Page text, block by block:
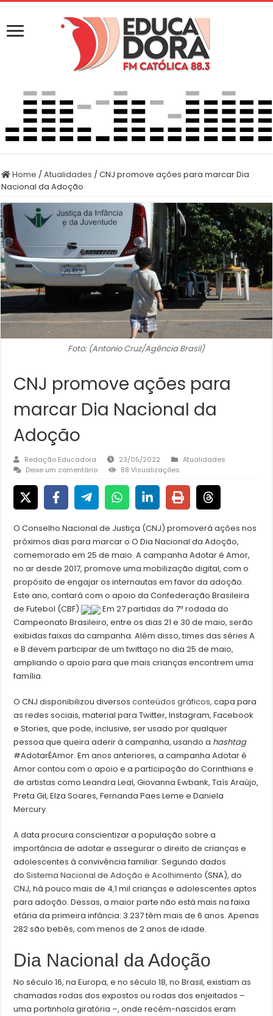
Home /Atualidades /CNJ promove ações para marcar Dia
Nacional da Adoção
Foto: (Antonio Cruz/Agência Brasil)
CNJ promove ações para
marcar Dia Nacional da
Adoção
Redação Educadora 23/05/2022
Atualidades
Deixe um comentário
88 Visualizações
O Conselho Nacional de Justiça (CNJ) promoverá ações nos
próximos dias para marcar o O Dia Nacional da Adoção,
comemorado em 25 de maio. A campanha Adotar é Amor,
no ar desde 2017, promove uma mobilização digital, com o
propósito de engajar os internautas em favor da adoção.
Este ano, contará com o apoio da Confederação Brasileira
de Futebol (CBF).
Em 27 partidas da 7ª rodada do
Campeonato Brasileiro, entre os dias 21 e 30 de maio, serão
exibidas faixas da campanha. Além disso, times das séries A
e B devem participar de um twittaço no dia 25 de maio,
ampliando o apoio para que mais crianças encontrem uma
família.
O CNJ disponibilizou diversosconteúdos gráficos, capa para
as redes sociais, material para Twitter, Instagram, Facebook
e Stories, que pode, inclusive, ser usado por qualquer
pessoa que queira aderir à campanha, usando a hashtag
#AdotarÉAmor. Em anos anteriores, a campanha Adotar é
Amor contou com o apoio e a participação do Corinthians e
de artistas como Leandra Leal, Giovanna Ewbank, Taís Araújo,
Preta Gil, Elza Soares, Fernanda Paes Leme e Daniela
Mercury.
A data procura conscientizar a população sobre a
importância de adotar e assegurar o direito de crianças e
adolescentes à convivência familiar. Segundo dados
doSistema Nacional de Adoção e Acolhimento (SNA), do
CNJ, há pouco mais de 4,1 mil crianças e adolescentes aptos
para adoção. Dessas, a maior parte não está mais na faixa
etária da primeira infância: 3.237 têm mais de 6 anos. Apenas
282 são bebês, com menos de 2 anos de idade.
Dia Nacional da Adoção
No século 16, na Europa, e no século 18, no Brasil, existiam as
chamadas rodas dos expostos ou rodas dos enjeitados –
uma portinhola giratória –, onde recém-nascidos eram